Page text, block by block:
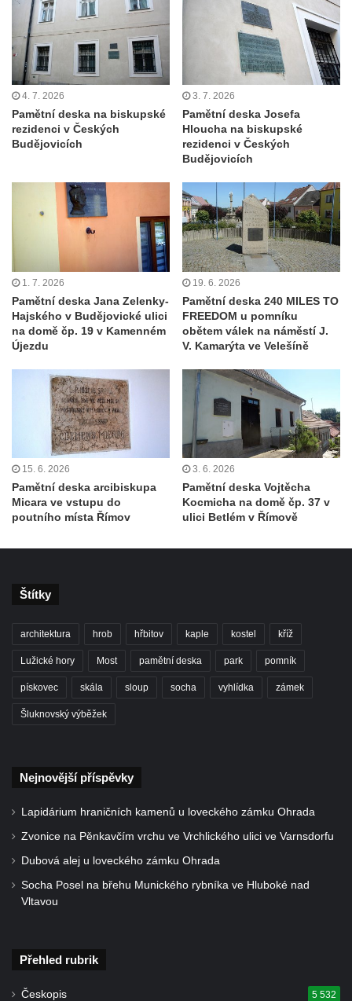
Pamětní deska Johanna Neumanna
severně od Tokáně
Obrázek svatého Huberta na buku svatého
Huberta
Obrázek svatého Jakuba na skále u cesty
východně od Srbské Kamenice
Busta Jana Amose Komenského na domě
Socha ležícího koně v Sadech
Československé armády v Teplicích
Socha Medvídě v Tierpark Chemnitz
Sochy Ležící žena v Tierpark Chemnitz
Sochy Ptáci v Tierpark Chemnitz
Socha Skupina jeřábů v Tierpark Chemnitz
Socha Panter v ZOO Leipzig
Socha Dívka s mušlí v ZOO Leipzig
Socha Tygr v ZOO Leipzig
Socha Atlet v ZOO Leipzig
Socha Marabu v ZOO Leipzig
Busta Karla Maxe Schneidera v ZOO
Leipzig
Socha Iásón v ZOO Leipzig
Socha Mladý slon v ZOO Leipzig
Socha slona v ZOO Dresden
Socha Faun s medvíďaty v ZOO Dresden
Socha divokého prasete před vstupem do
Pamětní kámen revitalizace Vltavy Vraňany
a 30. výročí listopadu 1989 v Hrobčicích
Boží muka v parku před domem čp. 17 v
Hrobčicích
Socha svatého Antonína poustevníka v
4. 7. 2026
Pamětní deska na biskupské
rezidenci v Českých
Budějovicích
3. 7. 2026
Pamětní deska Josefa
Hloucha na biskupské
rezidenci v Českých
Budějovicích
1. 7. 2026
Pamětní deska Jana Zelenky-
Hajského v Budějovické ulici
na domě čp. 19 v Kamenném
Újezdu
19. 6. 2026
Pamětní deska 240 MILES TO
FREEDOM u pomníku
obětem válek na náměstí J.
V. Kamarýta ve Velešíně
15. 6. 2026
Pamětní deska arcibiskupa
Micara ve vstupu do
poutního místa Římov
3. 6. 2026
Pamětní deska Vojtěcha
Kocmicha na domě čp. 37 v
ulici Betlém v Římově
Štítky
architektura hrob hřbitov kaple kostel kříž
Lužické hory Most pamětní deska park pomník
pískovec skála sloup socha vyhlídka zámek
Šluknovský výběžek
Nejnovější příspěvky
Lapidárium hraničních kamenů u loveckého zámku Ohrada
Zvonice na Pěnkavčím vrchu ve Vrchlického ulici ve Varnsdorfu
Dubová alej u loveckého zámku Ohrada
Socha Posel na břehu Munického rybníka ve Hluboké nad
Vltavou
Přehled rubrik
Českopis 5 532